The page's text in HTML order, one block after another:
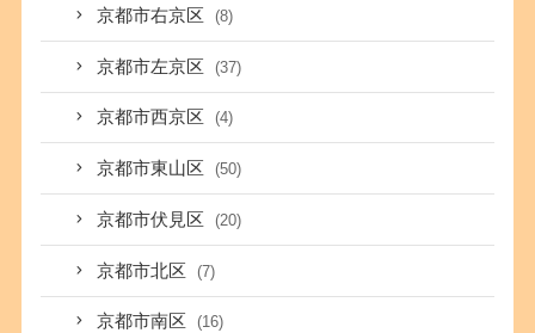
京都市右京区 (8)
京都市左京区 (37)
京都市西京区 (4)
京都市東山区 (50)
京都市伏見区 (20)
京都市北区 (7)
京都市南区 (16)